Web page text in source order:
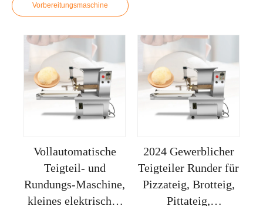
Vorbereitungsmaschine
Vollautomatische
Teigteil- und
Rundungs-Maschine,
kleines elektrisches
2024 Gewerblicher
Teigteiler Runder für
Pizzateig, Brotteig,
Pittateig,